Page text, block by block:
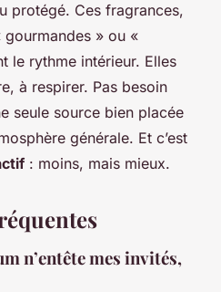
protégé. Ces fragrances,
» ou «
le rythme intérieur. Elles
à respirer. Pas besoin
seule source bien placée
générale. Et c’est
: moins, mais mieux.
n’entête mes invités,